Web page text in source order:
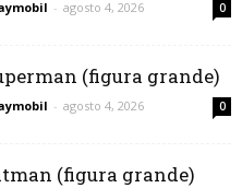
- agosto 4, 2026 0
(figura grande)
- agosto 4, 2026 0
(figura grande)